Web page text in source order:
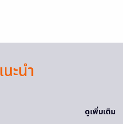
ะนำ
ดูเพิ่มเติม